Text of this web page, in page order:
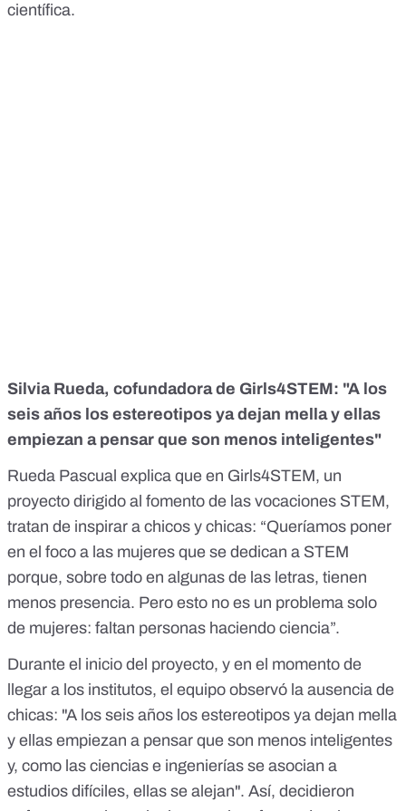
científica.
Silvia Rueda, cofundadora de Girls4STEM: "A los
seis años los estereotipos ya dejan mella y ellas
empiezan a pensar que son menos inteligentes"
Rueda Pascual explica que en Girls4STEM, un
proyecto dirigido al fomento de las vocaciones STEM,
tratan de inspirar a chicos y chicas: “Queríamos poner
en el foco a las mujeres que se dedican a STEM
porque, sobre todo en algunas de las letras, tienen
menos presencia. Pero esto no es un problema solo
de mujeres: faltan personas haciendo ciencia”.
Durante el inicio del proyecto, y en el momento de
llegar a los institutos, el equipo observó la ausencia de
chicas: "A los seis años los estereotipos ya dejan mella
y ellas empiezan a pensar que son menos inteligentes
y, como las ciencias e ingenierías se asocian a
estudios difíciles, ellas se alejan". Así, decidieron